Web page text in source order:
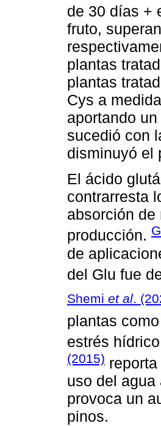
de 30 días +
fruto,
plantas
plantas
Cys a
aportando
sucedió con
disminuyó el
El ácido
contrarresta
absorción
producción.
de
del Glu fue
Shemi et al.
plantas
estrés
(2015)
uso del
provoca un
pinos.